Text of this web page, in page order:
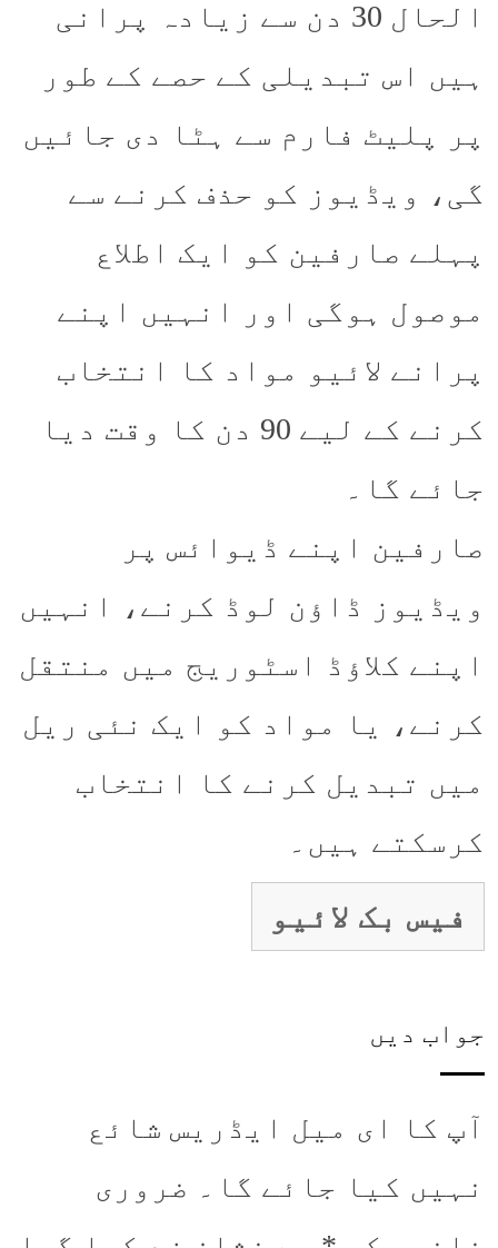
الحال 30 دن سے زیادہ پرانی
ہیں اس تبدیلی کے حصے کے طور
پر پلیٹ فارم سے ہٹا دی جائیں
گی، ویڈیوز کو حذف کرنے سے
پہلے صارفین کو ایک اطلاع
موصول ہوگی اور انہیں اپنے
پرانے لائیو مواد کا انتخاب
کرنے کے لیے 90 دن کا وقت دیا
جائے گا۔
صارفین اپنے ڈیوائس پر
ویڈیوز ڈاؤن لوڈ کرنے، انہیں
اپنے کلاؤڈ اسٹوریج میں منتقل
کرنے، یا مواد کو ایک نئی ریل
میں تبدیل کرنے کا انتخاب
کرسکتے ہیں۔
فیس بک لائیو
جواب دیں
آپ کا ای میل ایڈریس شائع
نہیں کیا جائے گا۔ ضروری